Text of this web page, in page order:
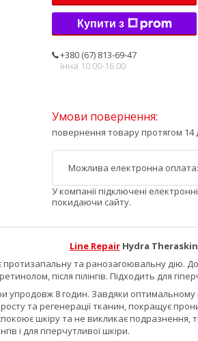
Купити з
+380 (67) 813-69-47
Інна 10.00-16.00
повернення товару протягом 14
У компанії підключені
покидаючи сайту.
Line RepairHydra
та ранозагоювальну дію.
після пілінгів. Підходить для
упродовж 8 годин. Завдяки оптимальному
та регенерації тканин, покращує
шкіру та не викликає подразнення,
і для гіперчутливої шкіри.